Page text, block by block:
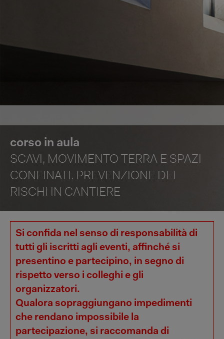
corso in aula
SCAVI, MOVIMENTO TERRA E SPAZI
CONFINATI. PREVENZIONE DEI
RISCHI IN CANTIERE
Si confida nel senso di responsabilità di
tutti gli iscritti agli eventi, affinché si
presentino e partecipino, in segno di
rispetto verso i colleghi e gli
organizzatori.
Qualora sopraggiungano impedimenti
che rendano impossibile la
partecipazione, si raccomanda di